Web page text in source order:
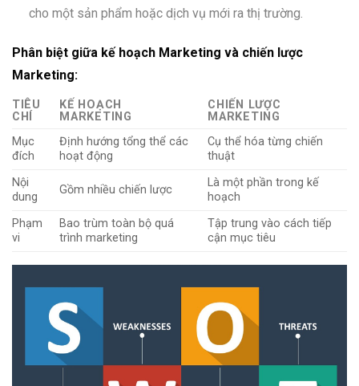
cho một sản phẩm hoặc dịch vụ mới ra thị trường.
Phân biệt giữa kế hoạch Marketing và chiến lược
Marketing:
TIÊU
CHÍ
KẾ HOẠCH
MARKETING
CHIẾN LƯỢC
MARKETING
Mục
đích
Định hướng tổng thể các
hoạt động
Cụ thể hóa từng chiến
thuật
Nội
dung
Gồm nhiều chiến lược
Là một phần trong kế
hoạch
Phạm
vi
Bao trùm toàn bộ quá
trình marketing
Tập trung vào cách tiếp
cận mục tiêu